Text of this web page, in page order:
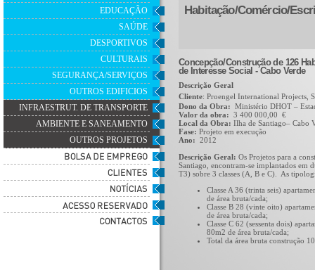
EDUCAÇÃO
SAÚDE
DESPORTIVOS
CULTURAIS
SEGURANÇA/SERVIÇOS
OUTROS EDIFICIOS
INFRAESTRUT. DE TRANSPORTE
AMBIENTE E SANEAMENTO
OUTROS PROJETOS
Habitação/Comércio/
Concepção/Construção de 126
de Interesse Social - Cabo Verde
Descrição Geral
Cliente: Proengel International Projects,
Dono da Obra: Ministério DHOT –
Valor da obra: 3 400 000,00 €
Local da Obra: Ilha de Santiago– Cabo
Fase: Projeto em execução
Ano: 2012
Descrição Geral: Os Projetos para a
Santiago, encontram-se implantados em
T3) sobre 3 classes (A, B e C). As
Classe A 36 (trinta seis)
de área bruta/cada;
Classe B 28 (vinte oito)
de área bruta/cada;
Classe C 62 (sessenta dois)
80m2 de área bruta/cada;
Total da área bruta construção